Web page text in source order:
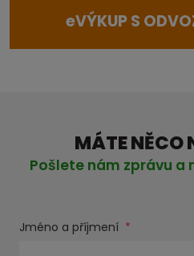
eVÝKUP S
MÁTE NĚCO
Pošlete nám zprávu a
Jméno a příjmení *